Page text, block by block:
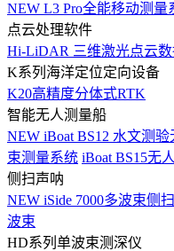
NEW L3 Pro全能移动测量
点云处理软件
Hi-LiDAR 三维激光点云
K系列海洋定位定向设备
K20高精度分体式RTK
智能无人测量船
NEW iBoat BS12 水文测
束测量系统 iBoat BS15无
侧扫声呐
NEW iSide 7000多波束侧
波束
HD系列单波束测深仪